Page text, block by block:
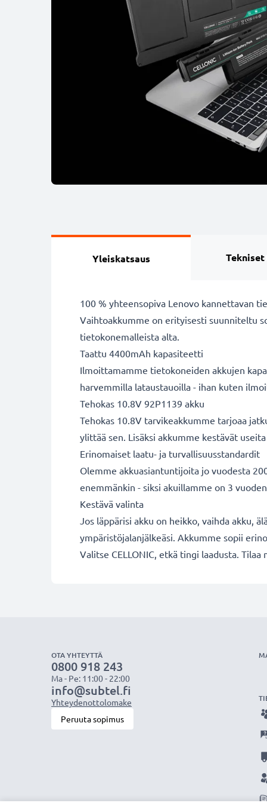
Yleiskatsaus
100 % yhteensopiva Lenovo kannettavan
Vaihtoakkumme on erityisesti suunniteltu
tietokonemalleista alta.
Taattu 4400mAh kapasiteetti
Ilmoittamamme tietokoneiden akkujen
harvemmilla lataustauoilla - ihan kuten
Tehokas 10.8V 92P1139 akku
Tehokas 10.8V tarvikeakkumme tarjoaa
ylittää sen. Lisäksi akkumme kestävät useita
Erinomaiset laatu- ja turvallisuusstandardit
Olemme akkuasiantuntijoita jo vuodesta
enemmänkin - siksi akuillamme on 3 vuoden
Kestävä valinta
Jos läppärisi akku on heikko, vaihda akku,
ympäristöjalanjälkeäsi. Akkumme sopii
Valitse CELLONIC, etkä tingi laadusta. Tilaa
OTA YHTEYTTÄ
0800 918 243
Ma - Pe: 11:00 - 22:00
info@subtel.fi
Yhteydenottolomake
Peruuta sopimus